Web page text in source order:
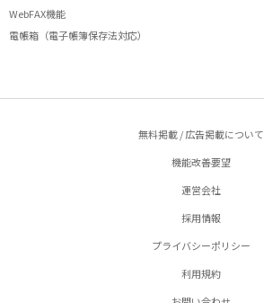
WebFAX機能
電帳箱（電子帳簿保存法対応）
無料掲載 / 広告掲載について
機能改善要望
運営会社
採用情報
プライバシーポリシー
利用規約